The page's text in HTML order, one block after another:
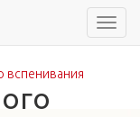
вспенивания